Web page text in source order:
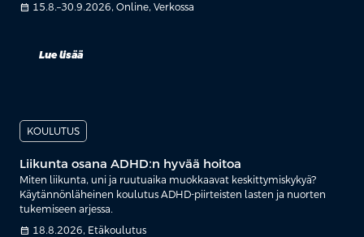
calendar_month 15.8.–30.9.2026, Online, Verkossa
Lue lisää
KOULUTUS
Liikunta osana ADHD:n hyvää hoitoa
Miten liikunta, uni ja ruutuaika muokkaavat keskittymiskykyä?
Käytännönläheinen koulutus ADHD-piirteisten lasten ja nuorten
tukemiseen arjessa.
calendar_month 18.8.2026, Etäkoulutus